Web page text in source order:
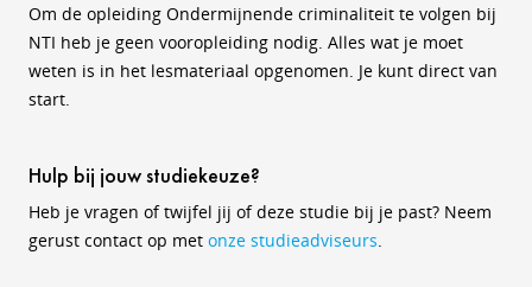
Om de opleiding Ondermijnende criminaliteit te volgen bij
NTI heb je geen vooropleiding nodig. Alles wat je moet
weten is in het lesmateriaal opgenomen. Je kunt direct van
start.
Hulp bij jouw studiekeuze?
Heb je vragen of twijfel jij of deze studie bij je past? Neem
gerust contact op met onze studieadviseurs.